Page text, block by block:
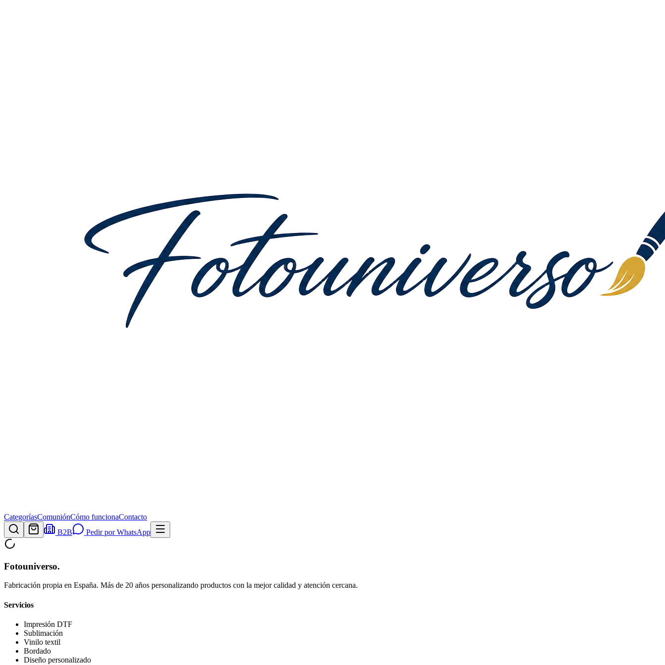
CategoríasComuniónCómo funcionaContacto
B2B
Pedir por WhatsApp
Fotouniverso.
Fabricación propia en España. Más de 20 años personalizando productos con la mejor calidad y atención cercana.
Servicios
Impresión DTF
Sublimación
Vinilo textil
Bordado
Diseño personalizado